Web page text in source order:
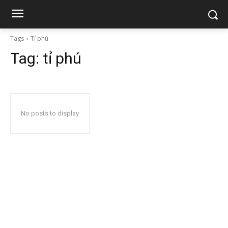
Tags Tỉ phú
Tag: tỉ phú
No posts to display